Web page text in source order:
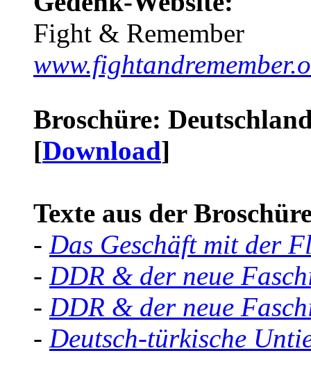
Fight & Remember
Broschüre:
[Download]
Texte aus der
- Das Geschäft mit der
- DDR & der neue
- DDR & der neue
- Deutsch-türkische